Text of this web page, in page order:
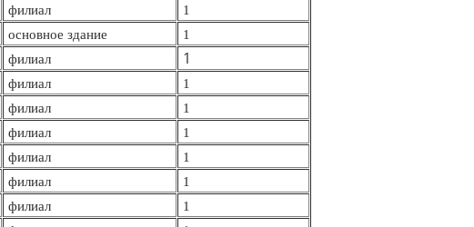
филиал
1
основное здание
1
филиал 1
филиал
1
филиал
1
филиал
1
филиал
1
филиал
1
филиал
1